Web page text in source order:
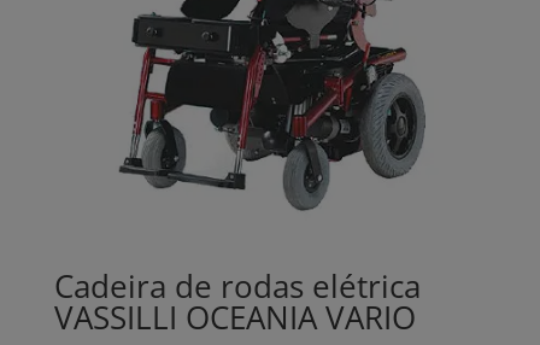
Cadeira de rodas elétrica
VASSILLI OCEANIA VARIO